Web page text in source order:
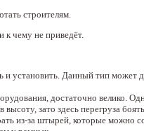
строителям.
к чему не приведёт.
установить. Данный тип может
достаточно велико.
зато здесь перегруза
из-за штырей, которые можно